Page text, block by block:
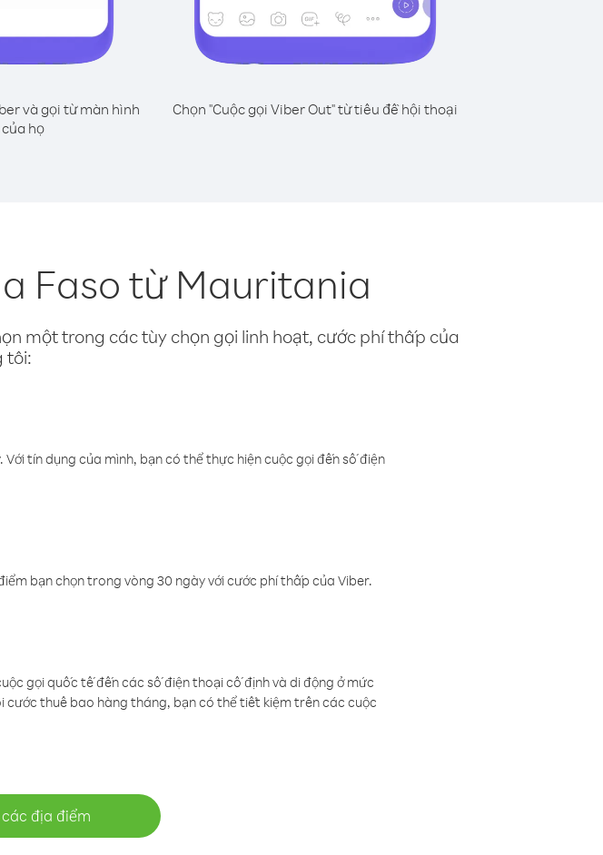
và gọi từ màn hình
họ
Chọn "Cuộc gọi Viber Out" từ tiêu đề hội thoại
Faso từ Mauritania
một trong các tùy chọn gọi linh hoạt, cước phí thấp của
tôi:
tín dụng của mình, bạn có thể thực hiện cuộc gọi đến số điện
bạn chọn trong vòng 30 ngày với cước phí thấp của Viber.
gọi quốc tế đến các số điện thoại cố định và di động ở mức
cước thuê bao hàng tháng, bạn có thể tiết kiệm trên các cuộc
địa điểm